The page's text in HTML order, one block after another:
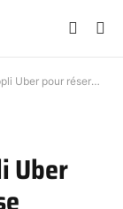
réserver une course
Uber